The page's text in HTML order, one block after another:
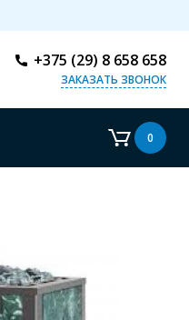
+375 (29) 8 658 658
ЗАКАЗАТЬ ЗВОНОК
0